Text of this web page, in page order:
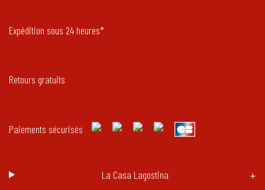
Expédition sous 24 heures*
Retours gratuits
Paiements sécurisés
La Casa Lagostina